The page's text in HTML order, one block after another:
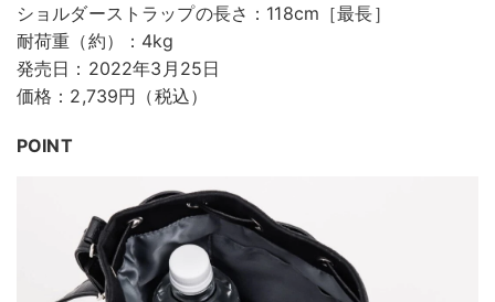
ショルダーストラップの長さ：118cm［最長］
耐荷重（約）：4kg
発売日：2022年3月25日
価格：2,739円（税込）
POINT